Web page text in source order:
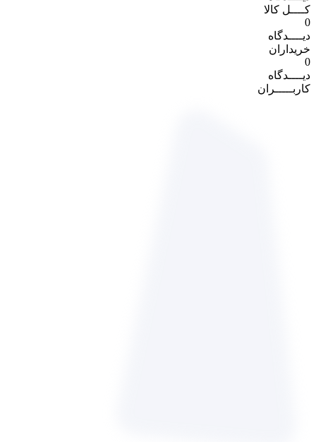
کــــل کالا
0
دیــــدگاه
خریداران
0
دیــــدگاه
کاربـــــران